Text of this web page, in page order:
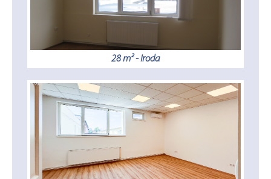
28 m² - Iroda